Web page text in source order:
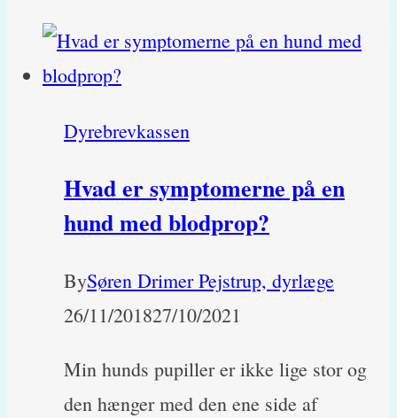
og
hund
meget?
Dyrebrevkassen
Hvad er symptomerne på en
hund med blodprop?
BySøren Drimer Pejstrup, dyrlæge
26/11/201827/10/2021
Min hunds pupiller er ikke lige stor og
den hænger med den ene side af